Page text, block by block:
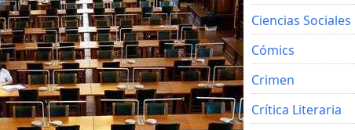
Ciencias Sociales
Cómics
Crimen
Crítica Literaria